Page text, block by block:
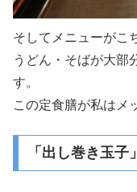
そしてメニューがこ
うどん・そばが大部
す。
この定食膳が私はメ
「出し巻き玉子